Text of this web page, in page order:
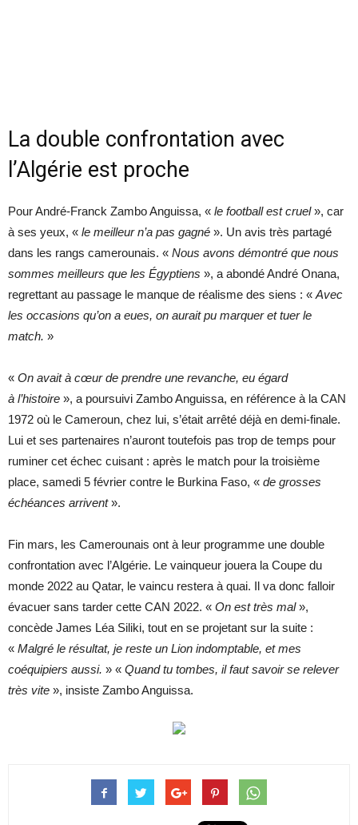
La double confrontation avec
l’Algérie est proche
Pour André-Franck Zambo Anguissa, « le football est cruel», car
à ses yeux, « le meilleur n’a pas gagné ». Un avis très partagé
dans les rangs camerounais. « Nous avons démontré que nous
sommes meilleurs que les Égyptiens », a abondé André Onana,
regrettant au passage le manque de réalisme des siens : « Avec
les occasions qu’on a eues, on aurait pu marquer et tuer le
match. »
« On avait à cœur de prendre une revanche, eu égard
à l’histoire », a poursuivi Zambo Anguissa, en référence à la CAN
1972 où le Cameroun, chez lui, s’était arrêté déjà en demi-finale.
Lui et ses partenaires n’auront toutefois pas trop de temps pour
ruminer cet échec cuisant : après le match pour la troisième
place, samedi 5 février contre le Burkina Faso, « de grosses
échéances arrivent».
Fin mars, les Camerounais ont à leur programme une double
confrontation avec l’Algérie. Le vainqueur jouera la Coupe du
monde 2022 au Qatar, le vaincu restera à quai. Il va donc falloir
évacuer sans tarder cette CAN 2022. « On est très mal»,
concède James Léa Siliki, tout en se projetant sur la suite :
« Malgré le résultat, je reste un Lion indomptable, et mes
coéquipiers aussi. » « Quand tu tombes, il faut savoir se relever
très vite », insiste Zambo Anguissa.